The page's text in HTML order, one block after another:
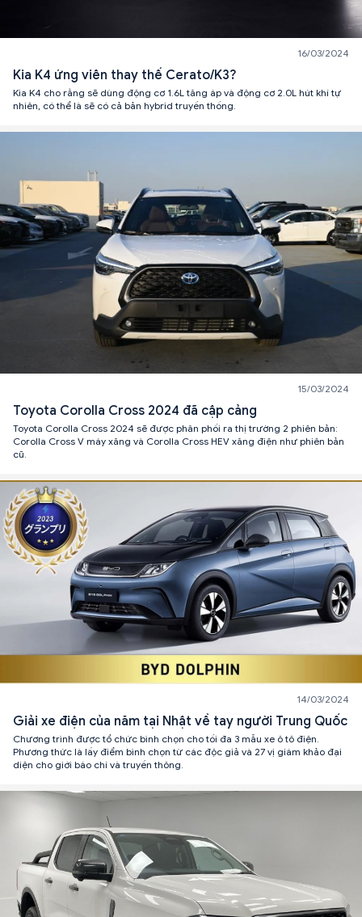
16/03/2024
Kia K4 ứng viên thay thế Cerato/K3?
Kia K4 cho rằng sẽ dùng động cơ 1.6L tăng áp và động cơ 2.0L hút khí tự
nhiên, có thể là sẽ có cả bản hybrid truyền thống.
15/03/2024
Toyota Corolla Cross 2024 đã cập cảng
Toyota Corolla Cross 2024 sẽ được phân phối ra thị trường 2 phiên bản:
Corolla Cross V máy xăng và Corolla Cross HEV xăng điện như phiên bản
cũ.
14/03/2024
Giải xe điện của năm tại Nhật về tay người Trung Quốc
Chương trình được tổ chức bình chọn cho tối đa 3 mẫu xe ô tô điện.
Phương thức là lấy điểm bình chọn từ các độc giả và 27 vị giám khảo đại
diện cho giới báo chí và truyền thông.